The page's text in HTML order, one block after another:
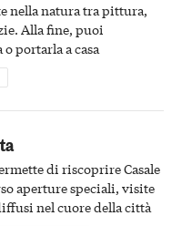
nella natura tra pittura,
Alla fine, puoi
portarla a casa
di riscoprire Casale
aperture speciali, visite
nel cuore della città